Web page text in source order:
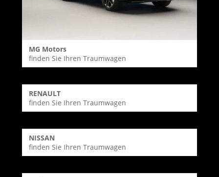
MG Motors
finden Sie Ihren Traumwagen
RENAULT
finden Sie Ihren Traumwagen
NISSAN
finden Sie Ihren Traumwagen